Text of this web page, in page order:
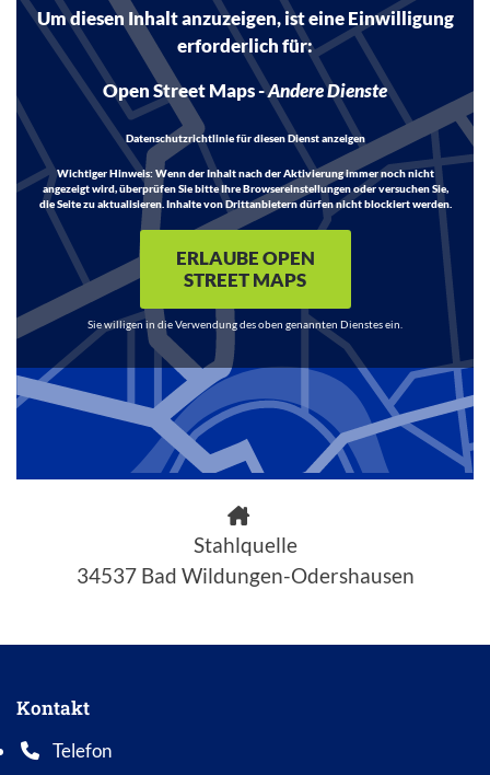
Um diesen Inhalt anzuzeigen, ist eine Einwilligung
erforderlich für:
Open Street Maps-Andere Dienste
Datenschutzrichtlinie für diesen Dienst anzeigen
Wichtiger Hinweis:Wenn der Inhalt nach der Aktivierung immer noch nicht
angezeigt wird, überprüfen Sie bitte Ihre Browsereinstellungen oder versuchen Sie,
die Seite zu aktualisieren. Inhalte von Drittanbietern dürfen nicht blockiert werden.
ERLAUBE OPEN
STREET MAPS
Sie willigen in die Verwendung des oben genannten Dienstes ein.
Stahlquelle
34537 Bad Wildungen-Odershausen
Kontakt
Telefon
Telefonnummer: 0 5 6 2 1 7 0 1 0